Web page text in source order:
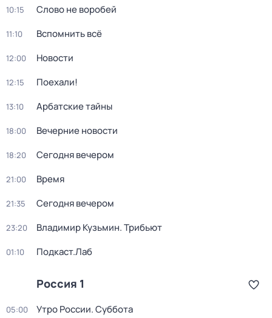
10:15 Слово не воробей
11:10 Вспомнить всё
12:00 Новости
12:15 Поехали!
13:10 Арбатские тайны
18:00 Вечерние новости
18:20 Сегодня вечером
21:00 Время
21:35 Сегодня вечером
23:20 Владимир Кузьмин. Трибьют
01:10 Подкаст.Лаб
Россия 1
05:00 Утро России. Суббота